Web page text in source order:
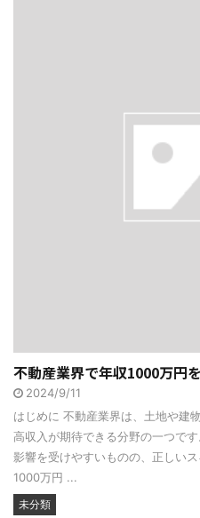
不動産業界で年収1000万円
2024/9/11
はじめに 不動産業界は、土地や建
高収入が期待できる分野の一つで
影響を受けやすいものの、正しい
1000万円 ...
未分類